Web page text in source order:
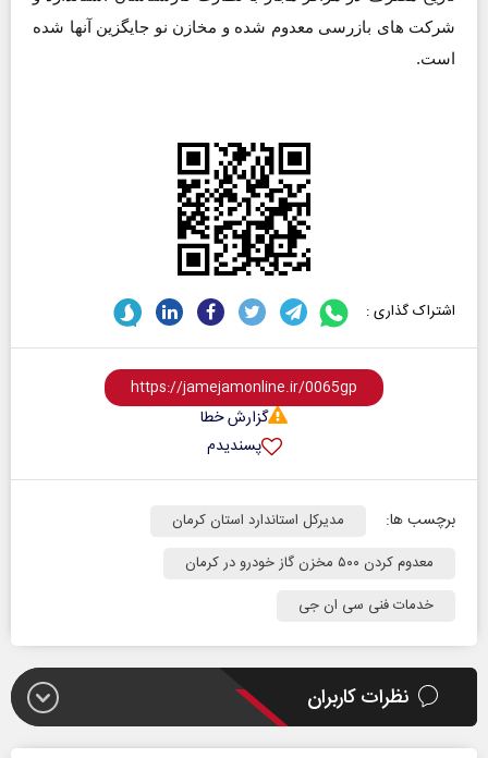
شرکت های بازرسی معدوم شده و مخازن نو جایگزین آنها شده
است.
اشتراک گذاری :
گزارش خطا
پسندیدم
برچسب ها:
مدیرکل استاندارد استان کرمان
معدوم کردن ۵٠٠ مخزن گاز خودرو در کرمان
خدمات فنی سی ان جی
نظرات کاربران